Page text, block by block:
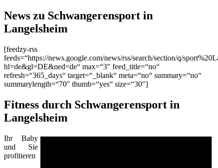
News zu Schwangerensport in
Langelsheim
[feedzy-rss
feeds=“https://news.google.com/news/rss/search/section/q/
hl=de&gl=DE&ned=de“ max=“3″ feed_title=“no“
refresh=“365_days“ target=“_blank“ meta=“no“ summary=“no“
summarylength=“70″ thumb=“yes“ size=“30″]
Fitness durch Schwangerensport in
Langelsheim
Ihr Baby
und Sie
profitieren